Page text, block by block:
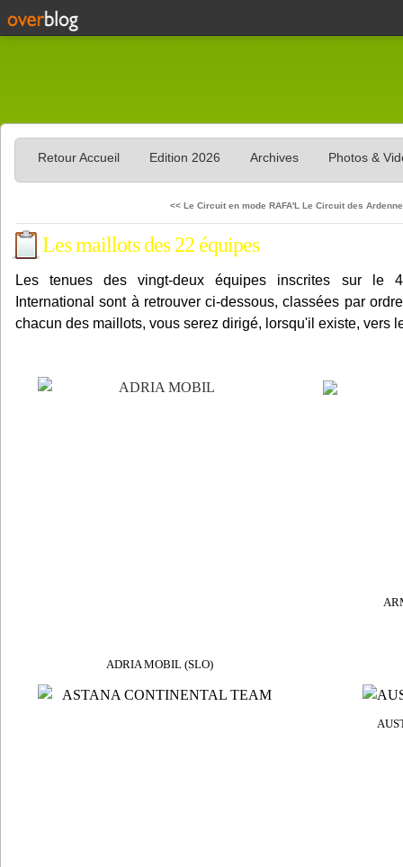
Retour Accueil Edition 2026 Archives Photos &
<< Le Circuit en mode RAFA'L Le Circuit des
Les maillots des 22 équipes
Les tenues des vingt-deux équipes inscrites sur le
International sont à retrouver ci-dessous, classées par
chacun des maillots, vous serez dirigé, lorsqu'il existe, vers
ADRIA MOBIL (SLO)